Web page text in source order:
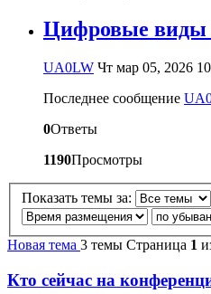
Цифровые виды
UA0LW Чт мар 05, 2026
Последнее сообщение
0Ответы
1190Просмотры
Показать темы за:
Новая тема 3 темы Страница 1
Кто сейчас на